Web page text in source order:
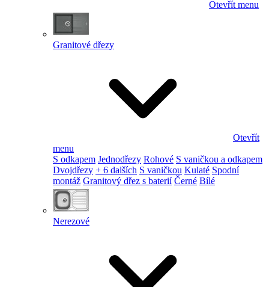
Otevřít menu
Granitové dřezy
Otevřít
menu
S odkapem Jednodřezy Rohové S vaničkou a odkapem
Dvojdřezy + 6 dalších S vaničkou Kulaté Spodní
montáž Granitový dřez s baterií Černé Bílé
Nerezové